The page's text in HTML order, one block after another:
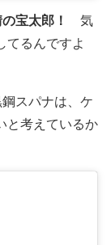
宝太郎！
気
てるんですよ
スパナは、ケ
と考えているか